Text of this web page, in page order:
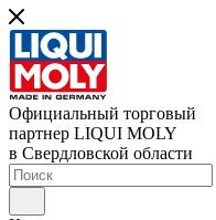
Официальный торговый
партнер LIQUI MOLY
в Свердловской области